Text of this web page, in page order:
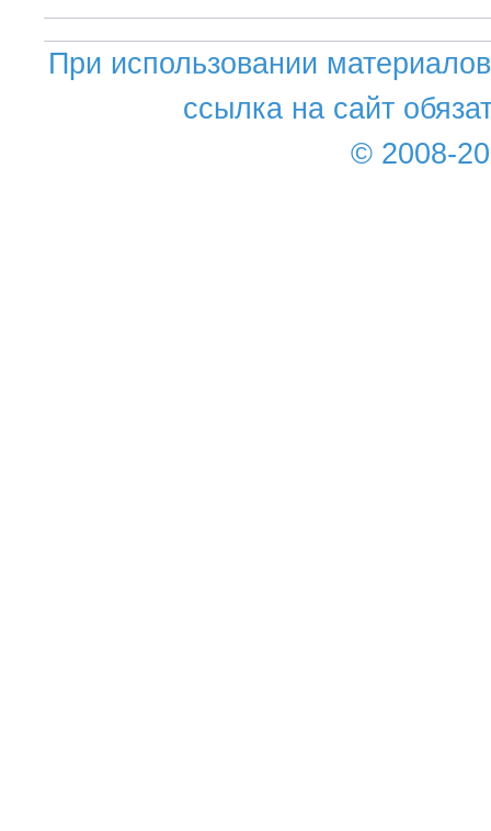
При использовании
ссылка на сайт
© 2008-